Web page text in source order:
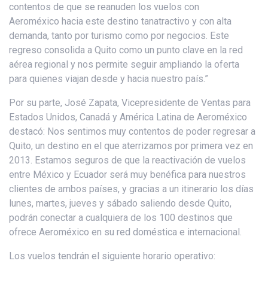
contentos de que se reanuden los vuelos con
Aeroméxico hacia este destino tanatractivo y con alta
demanda, tanto por turismo como por negocios. Este
regreso consolida a Quito como un punto clave en la red
aérea regional y nos permite seguir ampliando la oferta
para quienes viajan desde y hacia nuestro país.”
Por su parte, José Zapata, Vicepresidente de Ventas para
Estados Unidos, Canadá y América Latina de Aeroméxico
destacó: Nos sentimos muy contentos de poder regresar a
Quito, un destino en el que aterrizamos por primera vez en
2013. Estamos seguros de que la reactivación de vuelos
entre México y Ecuador será muy benéfica para nuestros
clientes de ambos países, y gracias a un itinerario los días
lunes, martes, jueves y sábado saliendo desde Quito,
podrán conectar a cualquiera de los 100 destinos que
ofrece Aeroméxico en su red doméstica e internacional.
Los vuelos tendrán el siguiente horario operativo: